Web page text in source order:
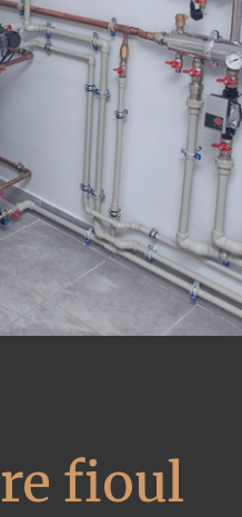
fioul